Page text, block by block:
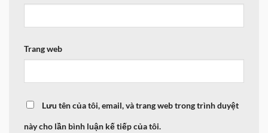
Trang web
Lưu tên của tôi, email, và trang web trong trình duyệt
này cho lần bình luận kế tiếp của tôi.